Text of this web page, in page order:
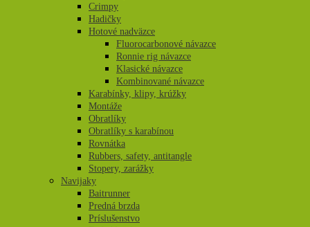
Crimpy
Hadičky
Hotové nadväzce
Fluorocarbonové návazce
Ronnie rig návazce
Klasické návazce
Kombinované návazce
Karabínky, klipy, krúžky
Montáže
Obratlíky
Obratlíky s karabínou
Rovnátka
Rubbers, safety, antitangle
Stopery, zarážky
Navijaky
Baitrunner
Predná brzda
Príslušenstvo